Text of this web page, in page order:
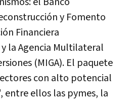
y Fomento
Financiera
la Agencia Multilateral
(MIGA). El paquete
con alto potencial
ellos las pymes, la